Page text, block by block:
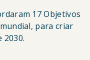
17 Objetivos
para criar
2030.